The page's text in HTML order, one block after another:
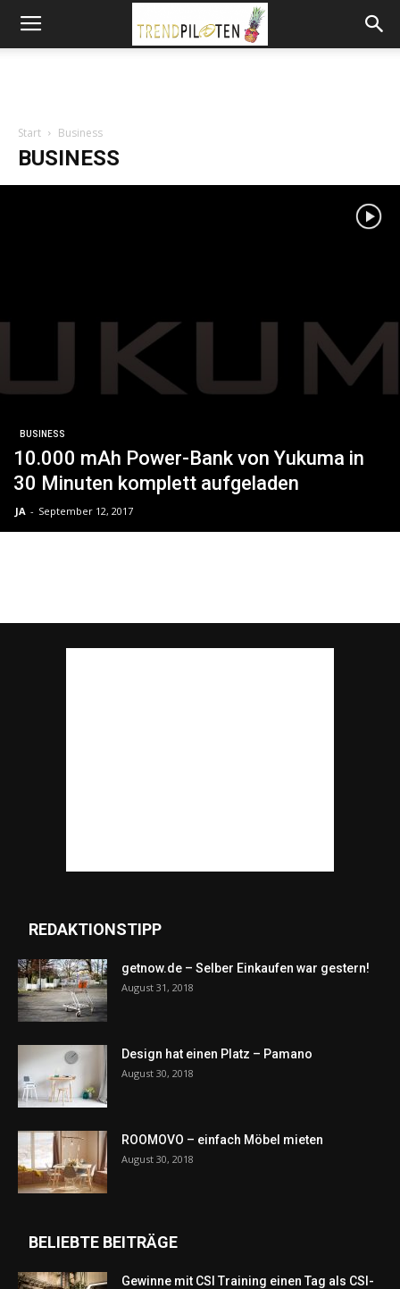
Start Business
BUSINESS
BUSINESS
10.000 mAh Power-Bank von Yukuma in
30 Minuten komplett aufgeladen
JA - September 12, 2017
REDAKTIONSTIPP
getnow.de – Selber Einkaufen war gestern!
August 31, 2018
Design hat einen Platz – Pamano
August 30, 2018
ROOMOVO – einfach Möbel mieten
August 30, 2018
BELIEBTE BEITRÄGE
Gewinne mit CSI Training einen Tag als CSI-